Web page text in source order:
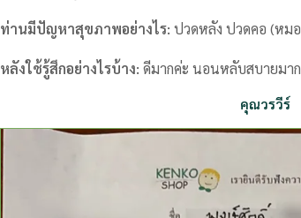
ท่านมีปัญหาสุขภาพอย่างไร: ปวดหลัง ปวดคอ (หม
หลังใช้รู้สึกอย่างไรบ้าง: ดีมากค่ะ นอนหลับสบายมา
คุณวรวีร์